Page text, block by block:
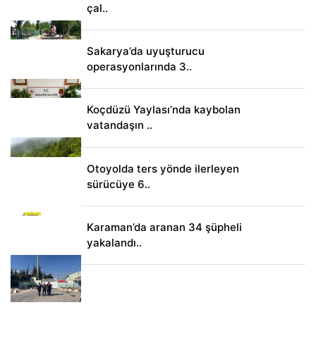
çal..
Sakarya’da uyuşturucu
operasyonlarında 3..
Koçdüzü Yaylası’nda kaybolan
vatandaşın ..
Otoyolda ters yönde ilerleyen
sürücüye 6..
Karaman’da aranan 34 şüpheli
yakalandı..